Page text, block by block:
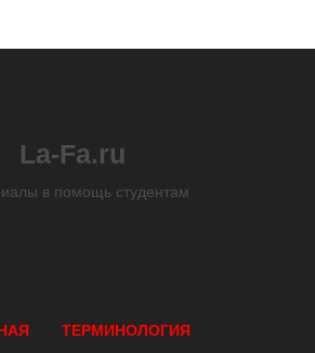
La-Fa.ru
в помощь студентам
ТЕРМИНОЛОГИЯ